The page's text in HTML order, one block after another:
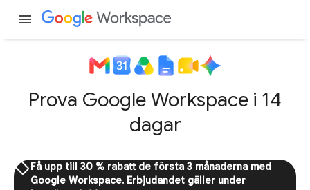
menu
Prova Google Workspace i 14
dagar
sellFå upp till 30 % rabatt de första 3 månaderna med
Google Workspace. Erbjudandet gäller under